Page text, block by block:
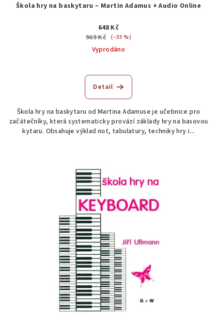
Škola hry na baskytaru – Martin Adamus + Audio Online
648 Kč
969 Kč (–33 %)
Vyprodáno
Detail
Škola hry na baskytaru od Martina Adamuse je učebnice pro
začátečníky, která systematicky provází základy hry na basovou
kytaru. Obsahuje výklad not, tabulatury, techniky hry i...